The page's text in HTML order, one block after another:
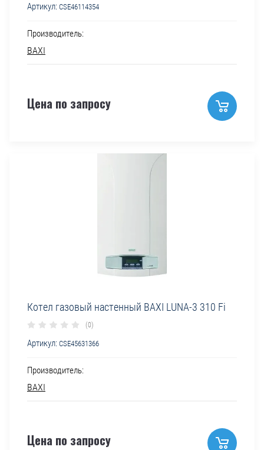
Артикул: CSE46114354
Производитель:
BAXI
Цена по запросу
Котел газовый настенный BAXI LUNA-3 310 Fi
(0)
Артикул: CSE45631366
Производитель:
BAXI
Цена по запросу